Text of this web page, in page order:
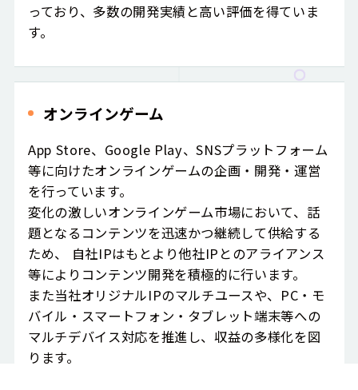
っており、多数の開発実績と高い評価を得ていま
す。
オンラインゲーム
App Store、Google Play、SNSプラットフォーム
等に向けたオンラインゲームの企画・開発・運営
を行っています。
変化の激しいオンラインゲーム市場において、話
題となるコンテンツを迅速かつ継続して供給する
ため、 自社IPはもとより他社IPとのアライアンス
等によりコンテンツ開発を積極的に行います。
また当社オリジナルIPのマルチユースや、PC・モ
バイル・スマートフォン・タブレット端末等への
マルチデバイス対応を推進し、収益の多様化を図
ります。